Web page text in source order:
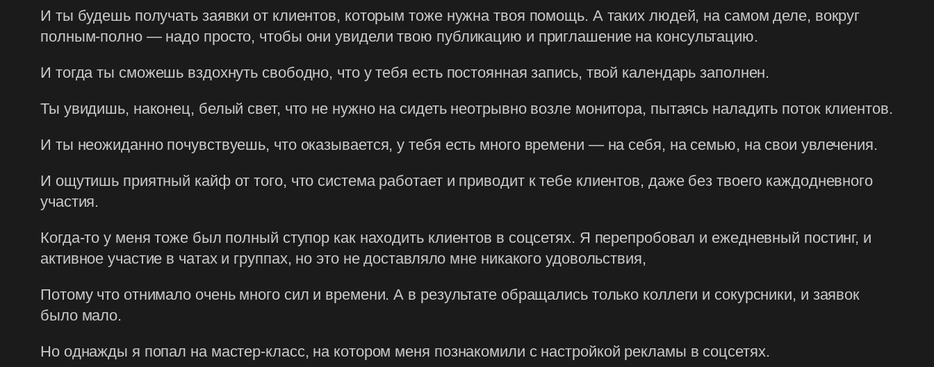
И ты будешь получать заявки от клиентов, которым тоже нужна твоя помощь. А таких людей, на самом деле, вокруг
полным-полно — надо просто, чтобы они увидели твою публикацию и приглашение на консультацию.
И тогда ты сможешь вздохнуть свободно, что у тебя есть постоянная запись, твой календарь заполнен.
Ты увидишь, наконец, белый свет, что не нужно на сидеть неотрывно возле монитора, пытаясь наладить поток клиентов.
И ты неожиданно почувствуешь, что оказывается, у тебя есть много времени — на себя, на семью, на свои увлечения.
И ощутишь приятный кайф от того, что система работает и приводит к тебе клиентов, даже без твоего каждодневного
участия.
Когда-то у меня тоже был полный ступор как находить клиентов в соцсетях. Я перепробовал и ежедневный постинг, и
активное участие в чатах и группах, но это не доставляло мне никакого удовольствия,
Потому что отнимало очень много сил и времени. А в результате обращались только коллеги и сокурсники, и заявок
было мало.
Но однажды я попал на мастер-класс, на котором меня познакомили с настройкой рекламы в соцсетях.